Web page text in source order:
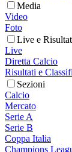
Media
Video
Foto
Live e
Live
Diretta Calcio
Risultati e
Sezioni
Calcio
Mercato
Serie A
Serie B
Coppa Italia
Champions